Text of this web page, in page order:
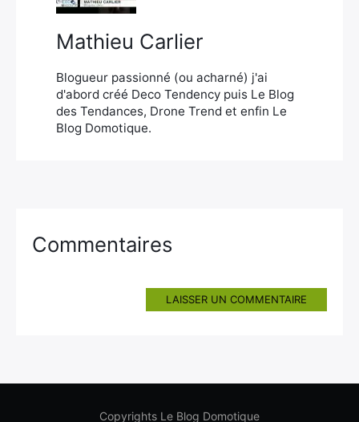
Mathieu Carlier
Blogueur passionné (ou acharné) j'ai
d'abord créé Deco Tendency puis Le Blog
des Tendances, Drone Trend et enfin Le
Blog Domotique.
Commentaires
LAISSER UN COMMENTAIRE
Copyrights Le Blog Domotique